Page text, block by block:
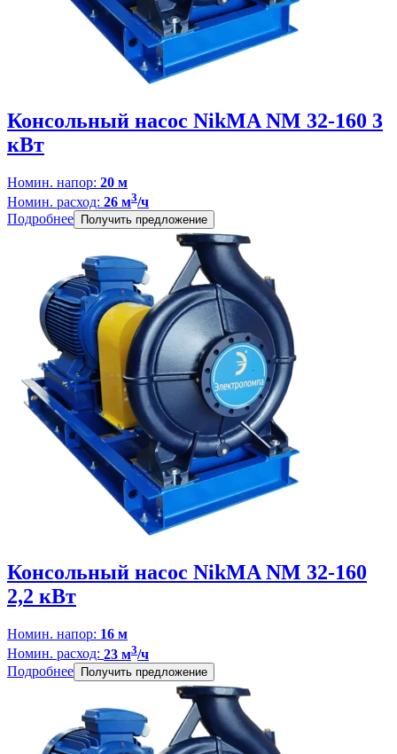
Консольный насос NikMA NM 32-160 3
кВт
Номин. напор: 20 м
Номин. расход: 26 м3/ч
Подробнее
Получить предложение
Консольный насос NikMA NM 32-160
2,2 кВт
Номин. напор: 16 м
Номин. расход: 23 м3/ч
Подробнее Получить предложение